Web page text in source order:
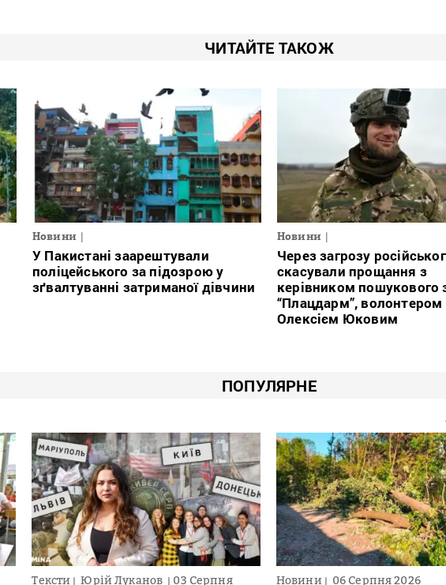
ЧИТАЙТЕ ТАКОЖ
Новини
У Пакистані заарештували
поліцейського за підозрою у
зґвалтуванні затриманої дівчини
Новини
Через загрозу
скасували прощання з
керівником пошукового
“Плацдарм”, волонтером
Олексієм Юковим
ПОПУЛЯРНЕ
Тексти Юрій Луканов 03 Серпня Новини 06 Серпня 2026